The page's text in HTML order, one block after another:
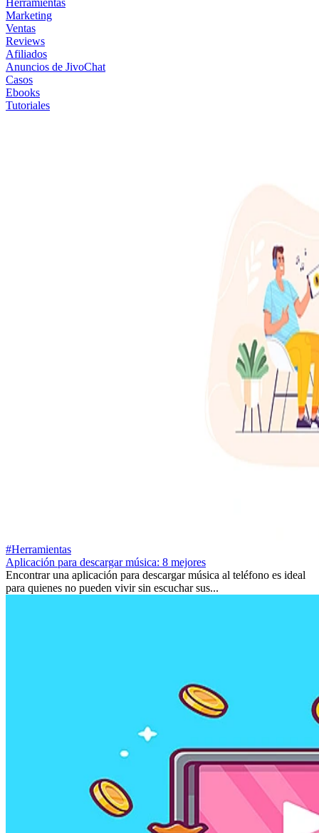
Herramientas
Marketing
Ventas
Reviews
Afiliados
Anuncios de JivoChat
Casos
Ebooks
Tutoriales
#Herramientas
Aplicación para descargar música: 8 mejores
Encontrar una aplicación para descargar música al teléfono es ideal
para quienes no pueden vivir sin escuchar sus...